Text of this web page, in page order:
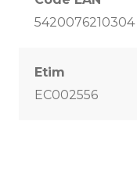
5420076210304
Etim
EC002556